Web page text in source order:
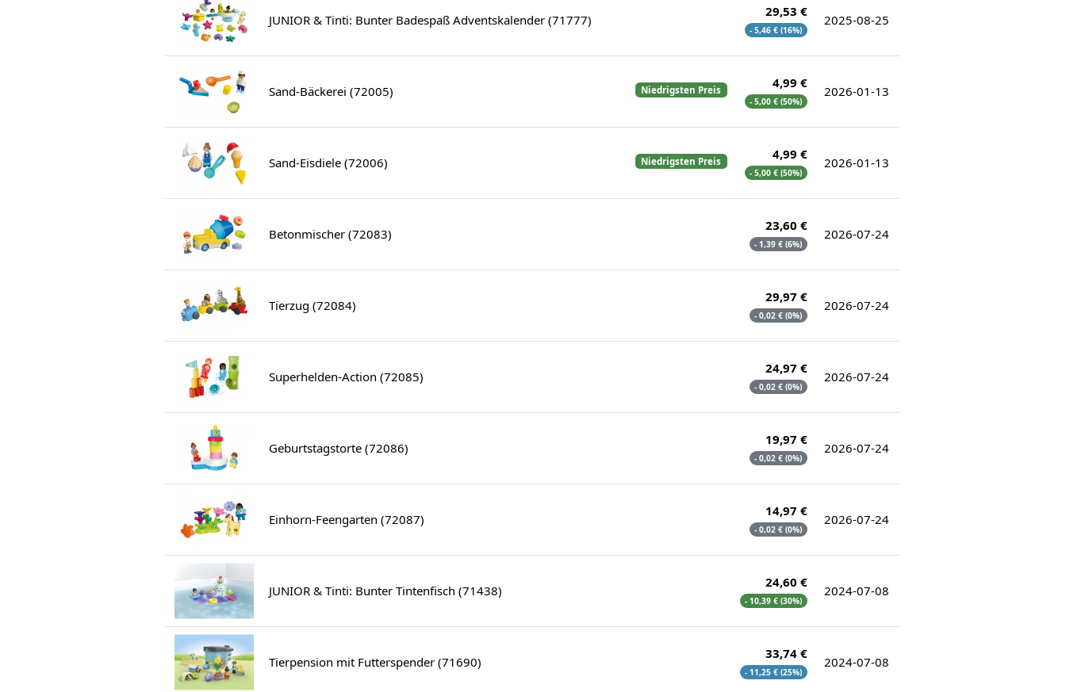
JUNIOR & Tinti: Bunter Badespaß Adventskalender (71777)
29,53 €
- 5,46 € (16%)
2025-08-25
Niedrigsten Preis
Sand-Bäckerei (72005)
4,99 €
- 5,00 € (50%)
2026-01-13
Niedrigsten Preis
Sand-Eisdiele (72006)
4,99 €
- 5,00 € (50%)
2026-01-13
Betonmischer (72083)
23,60 €
- 1,39 € (6%)
2026-07-24
Tierzug (72084)
29,97 €
- 0,02 € (0%)
2026-07-24
Superhelden-Action (72085)
24,97 €
- 0,02 € (0%)
2026-07-24
Geburtstagstorte (72086)
19,97 €
- 0,02 € (0%)
2026-07-24
Einhorn-Feengarten (72087)
14,97 €
- 0,02 € (0%)
2026-07-24
JUNIOR & Tinti: Bunter Tintenfisch (71438)
24,60 €
- 10,39 € (30%)
2024-07-08
Tierpension mit Futterspender (71690)
33,74 €
- 11,25 € (25%)
2024-07-08